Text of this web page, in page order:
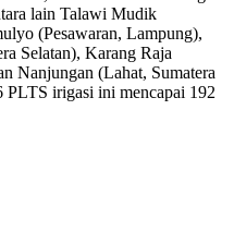
lain Talawi Mudik
(Pesawaran, Lampung),
Selatan), Karang Raja
Nanjungan (Lahat, Sumatera
PLTS irigasi ini mencapai 192